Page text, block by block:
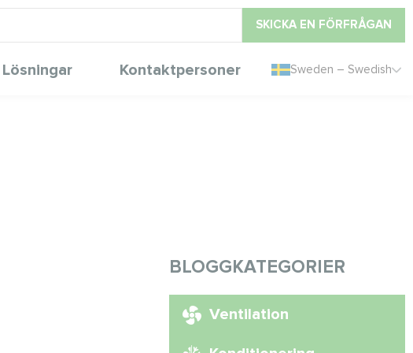
SKICKA EN FÖRFRÅGAN
Lösningar Kontaktpersoner Sweden – Swedish
BLOGGKATEGORIER
Ventilation